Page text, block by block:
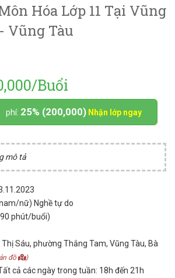
Hóa Lớp 11 Tại Vũng
Vũng Tàu
Buổi
phí: 25% (200,000) Nhận lớp ngay
mô tả
nữ) Nghề tự do
phút/buổi)
Thị Sáu, phường Thắng Tam, Vũng Tàu, Bà
đồ )
cả các ngày trong tuần: 18h đến 21h